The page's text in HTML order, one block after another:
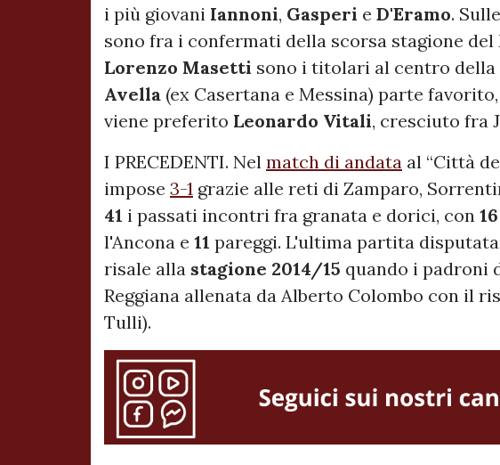
i più giovani Iannoni, Gasperi e D'Eramo.
sono fra i confermati della scorsa stagione del
Lorenzo Masetti sono i titolari al centro della
Avella (ex Casertana e Messina) parte
viene preferito Leonardo Vitali, cresciuto fra
I PRECEDENTI. Nel match di andata al “Città
impose 3-1 grazie alle reti di Zamparo,
41 i passati incontri fra granata e dorici, con 16
l'Ancona e 11 pareggi. L'ultima partita
risale alla stagione 2014/15 quando i padroni
Reggiana allenata da Alberto Colombo con il
Tulli).